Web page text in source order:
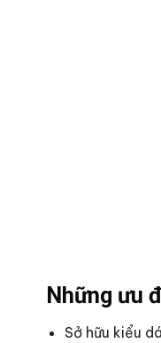
Những ưu
Sở hữu kiểu